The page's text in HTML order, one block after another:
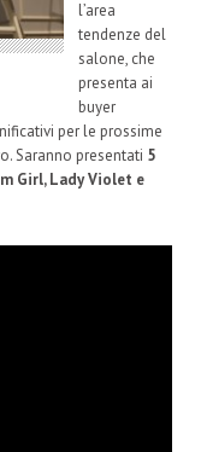
l’area
tendenze del
salone, che
presenta ai
buyer
per le prossime
Saranno presentati 5
Girl, Lady Violet e